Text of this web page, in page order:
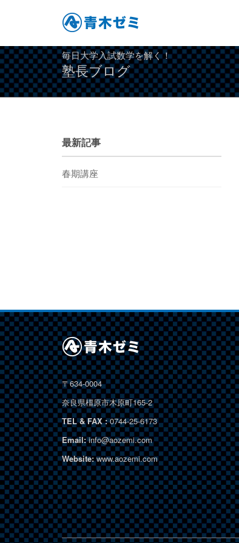
毎日大学入試数学を解く！
塾長ブログ
最新記事
春期講座
〒634-0004
奈良県橿原市木原町165-2
TEL & FAX :0744-25-6173
Email:info@aozemi.com
Website:www.aozemi.com